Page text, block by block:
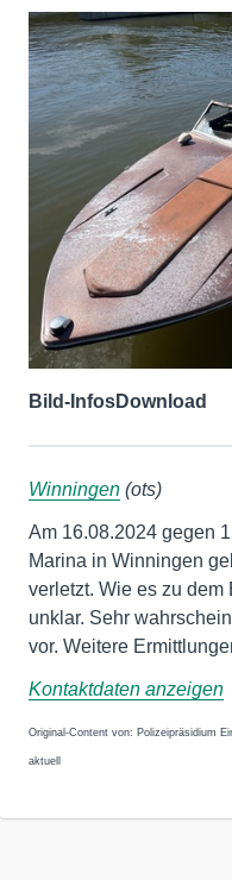
Bild-InfosDownload
Winningen (ots)
Am 16.08.2024 gegen
Marina in Winningen
verletzt. Wie es zu dem
unklar. Sehr
vor. Weitere
Kontaktdaten anzeigen
Original-Content von: Polizeipräsidium
aktuell